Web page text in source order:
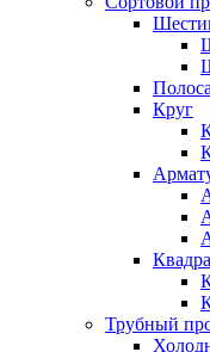
Полоса
Круг
Трубный